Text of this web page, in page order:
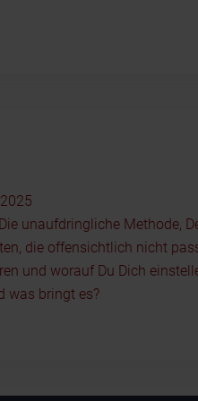
unaufdringliche Methode,
die offensichtlich nicht
und worauf Du Dich
was bringt es?